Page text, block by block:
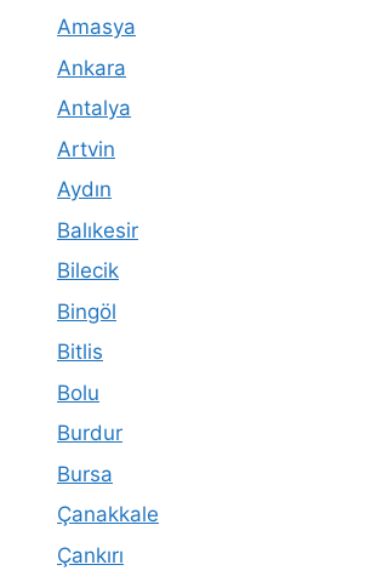
Amasya
Ankara
Antalya
Artvin
Aydın
Balıkesir
Bilecik
Bingöl
Bitlis
Bolu
Burdur
Bursa
Çanakkale
Çankırı